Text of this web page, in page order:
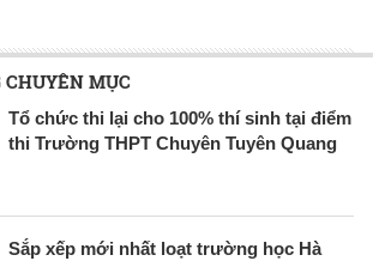
MỤC
Tổ chức thi lại cho 100% thí sinh tại điểm
thi Trường THPT Chuyên Tuyên Quang
Sắp xếp mới nhất loạt trường học Hà